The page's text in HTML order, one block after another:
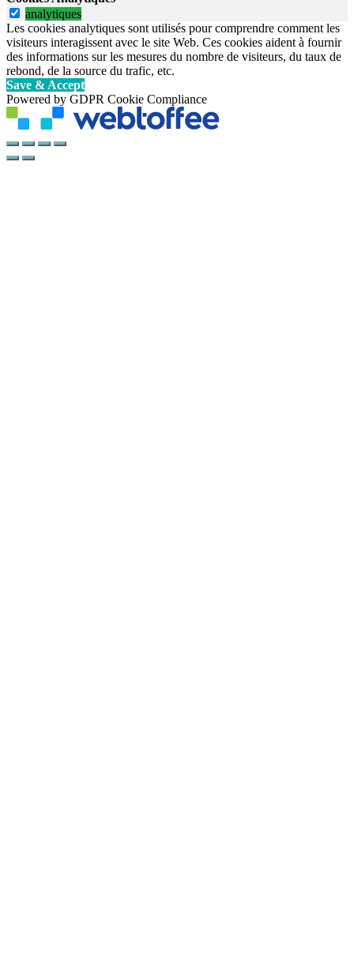
analytiques
Les cookies analytiques sont utilisés pour comprendre comment les
visiteurs interagissent avec le site Web. Ces cookies aident à fournir
des informations sur les mesures du nombre de visiteurs, du taux de
rebond, de la source du trafic, etc.
Save & Accept
Powered by GDPR Cookie Compliance